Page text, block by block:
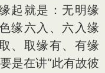
起就是：无明缘
缘六入、六入缘
、取缘有、有缘
是在讲“此有故彼